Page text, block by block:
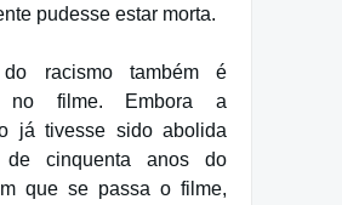
pudesse estar morta.
racismo também é
no filme. Embora a
já tivesse sido abolida
cinquenta anos do
que se passa o filme,